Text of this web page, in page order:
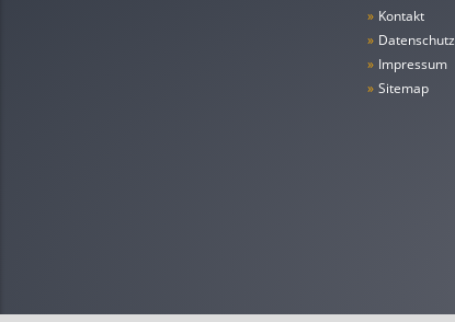
» Kontakt
» Datenschutz
» Impressum
» Sitemap